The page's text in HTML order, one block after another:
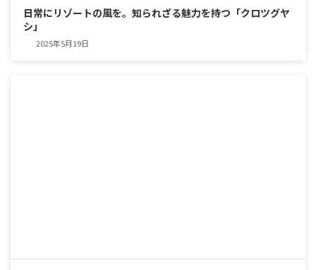
日常にリゾートの風を。知られざる魅力を持つ「クロツグヤ
シ」
2025年5月19日